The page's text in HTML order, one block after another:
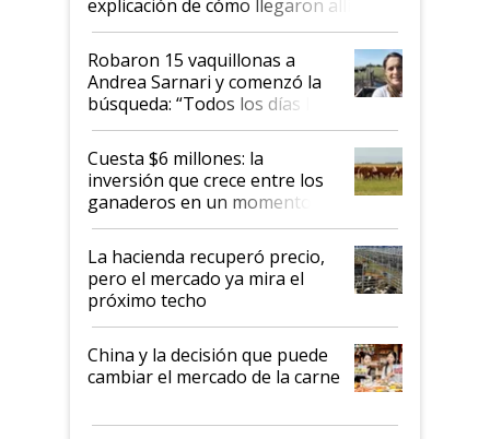
explicación de cómo llegaron allí
Robaron 15 vaquillonas a
Andrea Sarnari y comenzó la
búsqueda: “Todos los días le
toca a algún productor”
Cuesta $6 millones: la
inversión que crece entre los
ganaderos en un momento
histórico para la actividad
La hacienda recuperó precio,
pero el mercado ya mira el
próximo techo
China y la decisión que puede
cambiar el mercado de la carne